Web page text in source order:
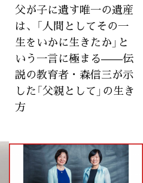
父が子に遺す唯一の遺産
は、「人間としてその一
生をいかに生きたか」と
いう一言に極まる——伝
説の教育者・森信三が示
した「父親として」の生き
方